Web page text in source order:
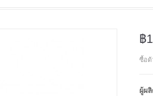
฿
ซื้อด้
ผู้ผ